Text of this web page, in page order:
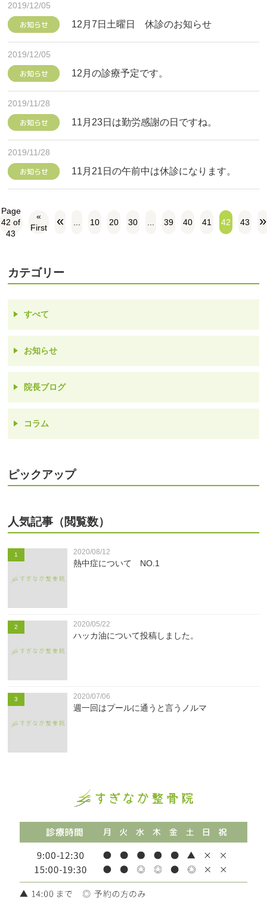
2019/12/05
お知らせ 12月7日土曜日 休診のお知らせ
2019/12/05
お知らせ 12月の診療予定です。
2019/11/28
お知らせ 11月23日は勤労感謝の日ですね。
2019/11/28
お知らせ 11月21日の午前中は休診になります。
Page
42 of
43
«
First
« 10 20 30 39 40 41 42 43 »
カテゴリー
すべて
お知らせ
院長ブログ
コラム
ピックアップ
人気記事（閲覧数）
1 2020/08/12
熱中症について NO.1
2 2020/05/22
ハッカ油について投稿しました。
3 2020/07/06
週一回はプールに通うと言うノルマ